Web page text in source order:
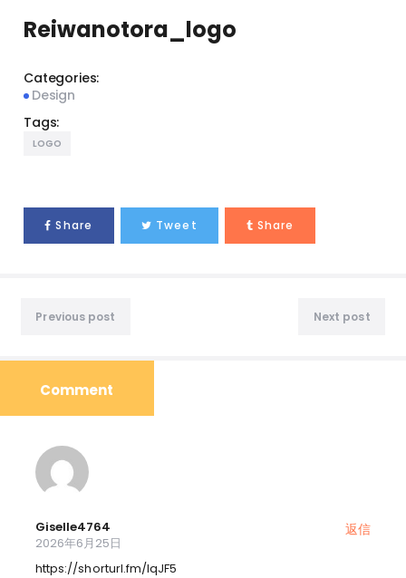
Reiwanotora_logo
Categories:
Design
Tags:
LOGO
Share Tweet Share
Previous post Next post
Comment
Giselle4764 返信
2026年6月25日
https://shorturl.fm/IqJF5